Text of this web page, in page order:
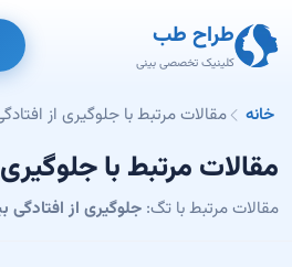
طراح طب
کلینیک تخصصی بینی
خانه مقالات مرتبط با جلوگیری از
مقالات مرتبط با
مقالات مرتبط با تگ: جلوگیری از افتادگی